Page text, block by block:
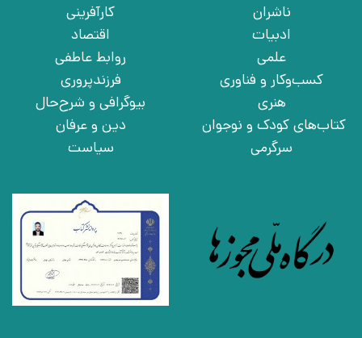
ناشران
ادبیات
علمی
کسب‌وکار و فناوری
هنری
کتاب‌های کودک و نوجوان
سرگرمی
کارآفرینی
اقتصاد
روابط عاطفی
فرزندپروری
بیوگرافی و شرح‌حال
دین و عرفان
سیاست